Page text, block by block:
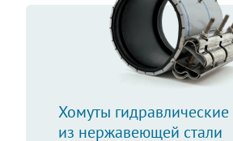
Хомуты гидравлические
из нержавеющей стали